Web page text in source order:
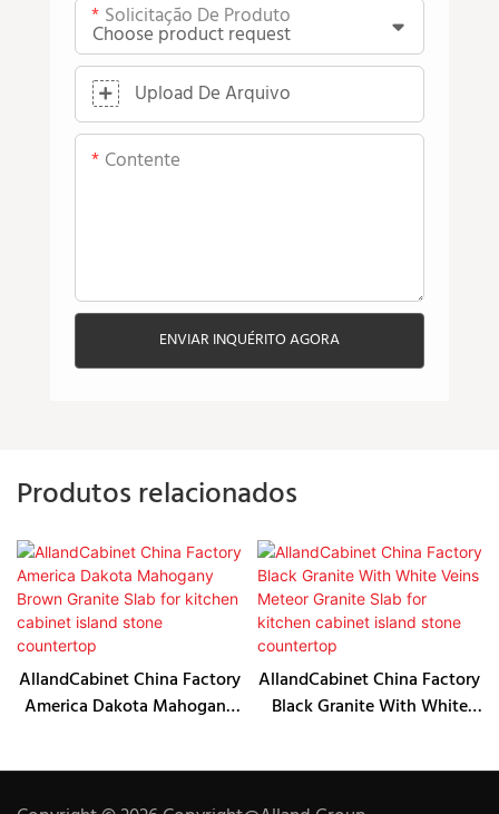
Solicitação De Produto
Upload De Arquivo
Contente
ENVIAR INQUÉRITO AGORA
Produtos relacionados
AllandCabinet China Factory
America Dakota Mahogany
AllandCabinet China Factory
Black Granite With White